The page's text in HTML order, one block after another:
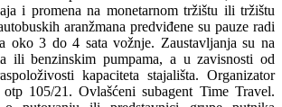
i promena na monetarnom tržištu ili tržištu
aranžmana predviđene su pauze radi
oko 3 do 4 sata vožnje. Zaustavljanja su na
ili benzinskim pumpama, a u zavisnosti od
kapaciteta stajališta. Organizator
105/21. Ovlašćeni subagent Time Travel.